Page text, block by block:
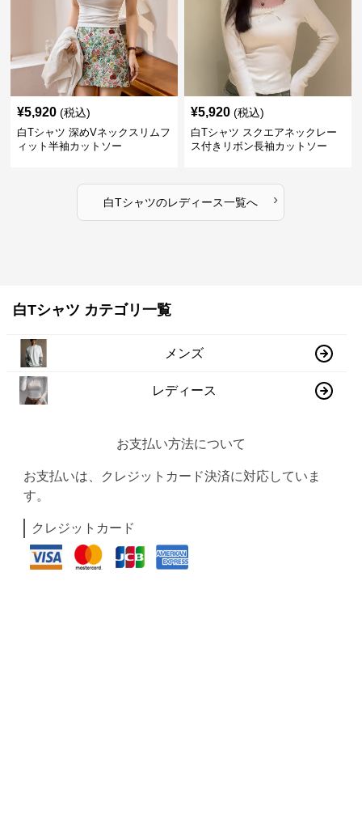
¥5,920 (税込)
白Tシャツ 深めVネックスリムフ
ィット半袖カットソー
¥5,920 (税込)
白Tシャツ スクエアネックレー
ス付きリボン長袖カットソー
白Tシャツのレディース一覧へ ›
白Tシャツ カテゴリ一覧
メンズ
レディース
お支払い方法について
お支払いは、クレジットカード決済に対応していま
す。
クレジットカード